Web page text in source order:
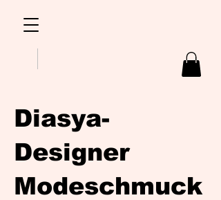
Diasya-
Designer
Modeschmuck